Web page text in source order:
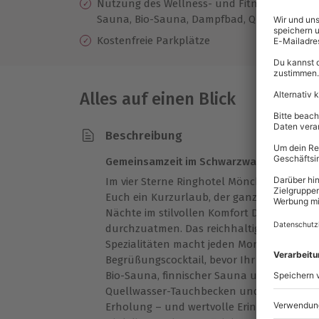
Nutzung des Wellness- und
Sauna, Bio-Sauna, Dampfbad, Quellwasser-
Kostenfreie Parkplätze
Alles auf einen Blick
Beschreibung
Gemeinsamzeit im Schwarzwald:
Im vier Sterne Ringhotel Mönchs
Euch ein Kurzurlaub, der ganz im Zeichen
Nächte im stilvollen Komfort
durchzuatmen. Das reichhaltige
Spezialitäten macht jeden Morgen
Begrüßungscocktail, bevor Ihr Euch im
Bio-Sauna, finnischer Sauna und
Quellwasser-Tauchbecken und
Erholung – und wertvolle Erinnerungen